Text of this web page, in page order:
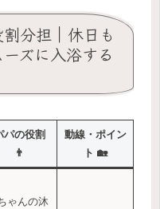
分担｜休日も
ズに入浴する
パの役割
👨
動線・ポイン
ト 🏡
ゃんの沐